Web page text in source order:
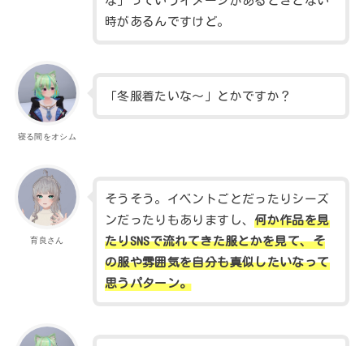
時があるんですけど。
寝る間をオシム
「冬服着たいな～」とかですか？
育良さん
そうそう。イベントごとだったりシーズ
ンだったりもありますし、何か作品を見
たりSNSで流れてきた服とかを見て、そ
の服や雰囲気を自分も真似したいなって
思うパターン。